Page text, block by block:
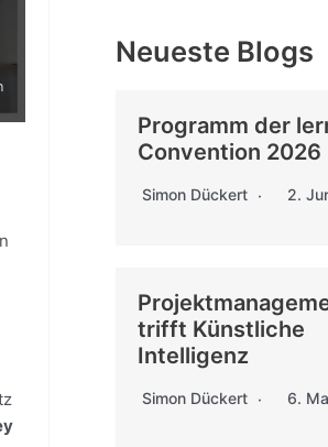
Neueste Blogs
Programm der
Convention 2026
Simon Dückert 2.
trifft Künstliche
Intelligenz
Simon Dückert 6.